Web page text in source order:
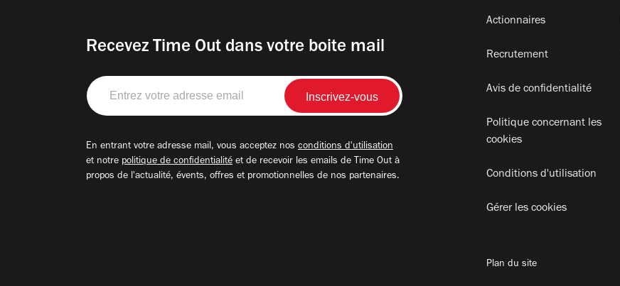
Recevez Time Out dans votre boite mail
Entrez
votre
adresse
En entrant votre adresse mail, vous acceptez nos conditions d'utilisation
et notre politique de confidentialité et de recevoir les emails de Time Out à
propos de l'actualité, évents, offres et promotionnelles de nos partenaires.
Actionnaires
Recrutement
Avis de confidentialité
Politique concernant les
cookies
Conditions d'utilisation
Gérer les cookies
Plan du site